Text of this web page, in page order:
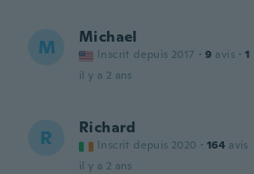
M Michael
Inscrit depuis 2017 · 9 avis · 1
il y a 2 ans
R Richard
Inscrit depuis 2020 · 164 avis
il y a 2 ans